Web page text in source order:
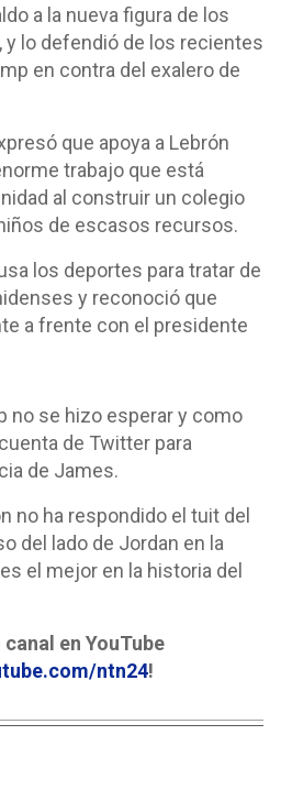
a la nueva figura de los
y lo defendió de los recientes
en contra del exalero de
que apoya a Lebrón
trabajo que está
al construir un colegio
de escasos recursos.
los deportes para tratar de
y reconoció que
a frente con el presidente
no se hizo esperar y como
de Twitter para
de James.
no ha respondido el tuit del
del lado de Jordan en la
el mejor en la historia del
en YouTube
ntn24!